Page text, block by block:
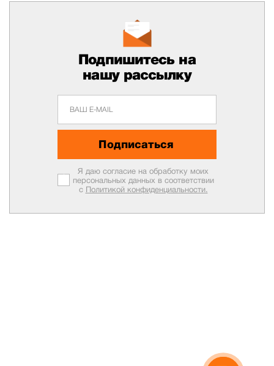
Подпишитесь на
нашу рассылку
Подписаться
Я даю согласие на обработку моих
персональных данных в соответствии
с Политикой конфиденциальности.